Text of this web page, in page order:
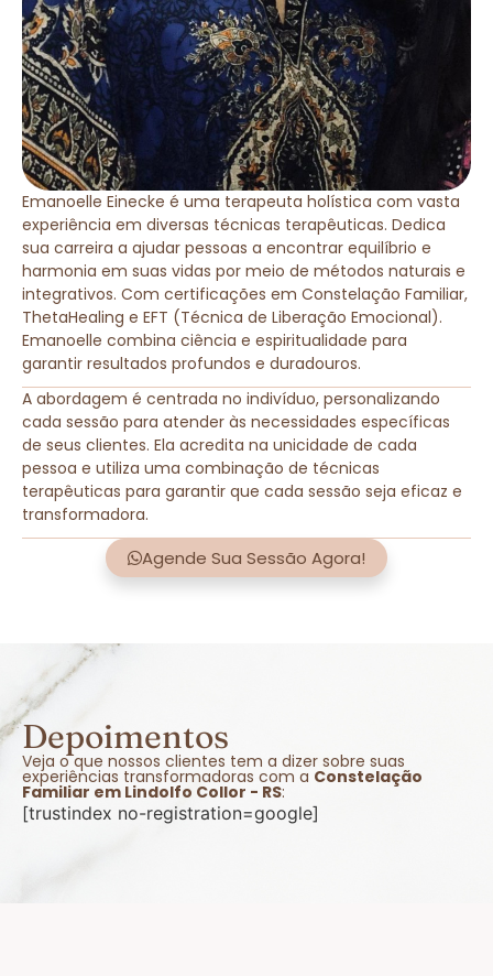
Emanoelle Einecke é uma terapeuta holística com vasta
experiência em diversas técnicas terapêuticas. Dedica
sua carreira a ajudar pessoas a encontrar equilíbrio e
harmonia em suas vidas por meio de métodos naturais e
integrativos. Com certificações em Constelação Familiar,
ThetaHealing e EFT (Técnica de Liberação Emocional).
Emanoelle combina ciência e espiritualidade para
garantir resultados profundos e duradouros.
A abordagem é centrada no indivíduo, personalizando
cada sessão para atender às necessidades específicas
de seus clientes. Ela acredita na unicidade de cada
pessoa e utiliza uma combinação de técnicas
terapêuticas para garantir que cada sessão seja eficaz e
transformadora.
Agende Sua Sessão Agora!
Depoimentos
Veja o que nossos clientes tem a dizer sobre suas
experiências transformadoras com a Constelação
Familiar em Lindolfo Collor - RS:
[trustindex no-registration=google]